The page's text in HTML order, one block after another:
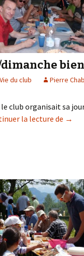
Vie du club Pierre
le club organisait sa
la lecture de Un
→